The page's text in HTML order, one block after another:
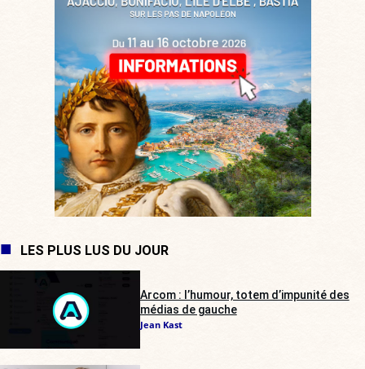
LES PLUS LUS DU JOUR
Arcom : l’humour, totem d’impunité des
médias de gauche
Jean Kast